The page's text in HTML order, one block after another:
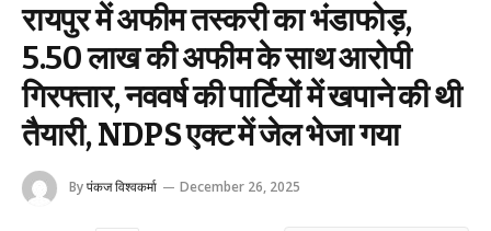
रायपुर में अफीम तस्करी का भंडाफोड़,
5.50 लाख की अफीम के साथ आरोपी
गिरफ्तार, नववर्ष की पार्टियों में खपाने की थी
तैयारी, NDPS एक्ट में जेल भेजा गया
Byपंकज विश्वकर्मा December 26, 2025